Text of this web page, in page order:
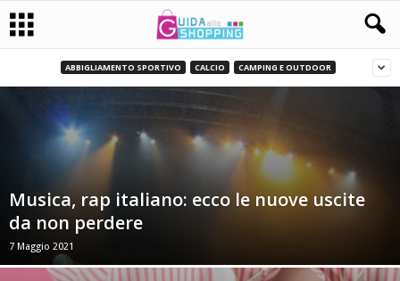
ABBIGLIAMENTO SPORTIVO CALCIO CAMPING E OUTDOOR
Musica, rap italiano: ecco le nuove uscite
da non perdere
7 Maggio 2021